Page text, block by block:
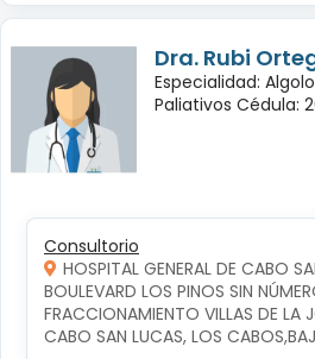
Dra. Rubi
Especialidad:
Paliativos Cédula:
Consultorio
HOSPITAL GENERAL DE CABO
BOULEVARD LOS PINOS SIN
FRACCIONAMIENTO VILLAS DE
CABO SAN LUCAS, LOS